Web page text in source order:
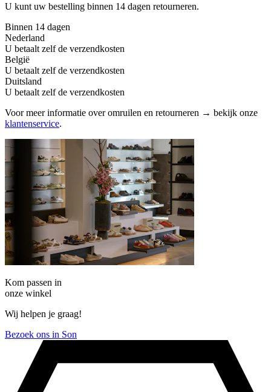
U kunt uw bestelling binnen 14 dagen retourneren.
Binnen 14 dagen
Nederland
U betaalt zelf de verzendkosten
België
U betaalt zelf de verzendkosten
Duitsland
U betaalt zelf de verzendkosten
Voor meer informatie over omruilen en retourneren → bekijk onze
klantenservice.
Kom passen in
onze winkel
Wij helpen je graag!
Bezoek ons in Son